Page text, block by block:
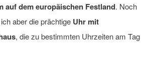
auf dem europäischen Festland. Noch
aber die prächtige Uhr mit
, die zu bestimmten Uhrzeiten am Tag